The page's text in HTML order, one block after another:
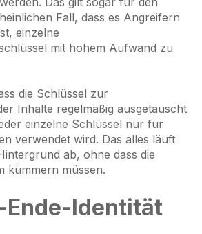
Fall, dass es Angreifern
einzelne
mit hohem Aufwand zu
die Schlüssel zur
Inhalte regelmäßig ausgetauscht
einzelne Schlüssel nur für
verwendet wird. Das alles läuft
ab, ohne dass die
kümmern müssen.
Ende-Identität